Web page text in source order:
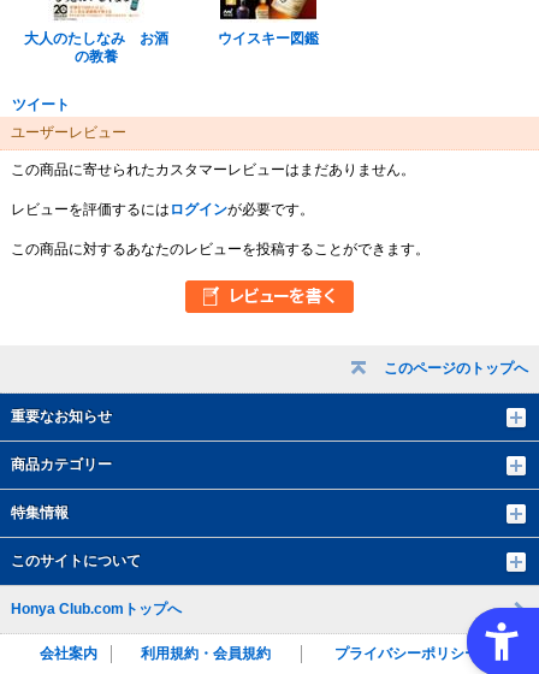
このページのトップへ
重要なお知らせ
商品カテゴリー
特集情報
このサイトについて
大人のたしなみ お酒
の教養
ウイスキー図鑑
ツイート
ユーザーレビュー
この商品に寄せられたカスタマーレビューはまだありません。
レビューを評価するには ログインが必要です。
この商品に対するあなたのレビューを投稿することができます。
Honya Club.comトップへ
会社案内 利用規約・会員規約
プライバシーポリシー